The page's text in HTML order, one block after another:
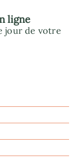
ligne
jour de votre